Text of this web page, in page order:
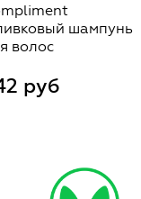
шампунь
волос
руб